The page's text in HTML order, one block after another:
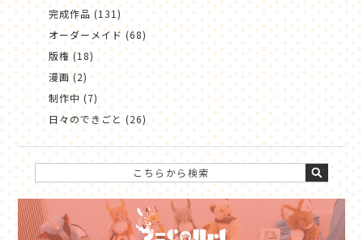
完成作品 (131)
オーダーメイド (68)
版権 (18)
漫画 (2)
制作中 (7)
日々のできごと (26)